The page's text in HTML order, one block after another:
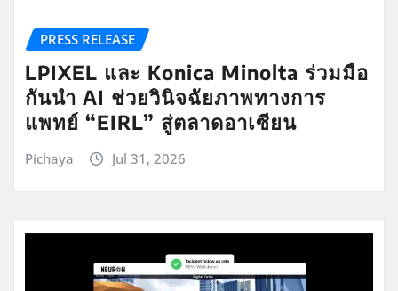
PRESS RELEASE
LPIXEL และ Konica Minolta ร่วมมือ
กันนำ AI ช่วยวินิจฉัยภาพทางการ
แพทย์ “EIRL” สู่ตลาดอาเซียน
Pichaya Jul 31, 2026